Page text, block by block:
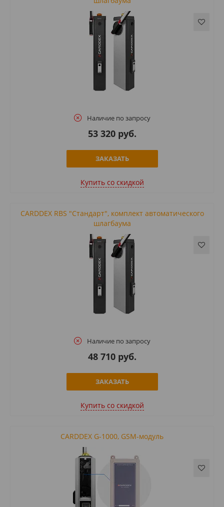
Наличие по запросу
53 320 руб.
ЗАКАЗАТЬ
Купить cо скидкой
CARDDEX RBS "Стандарт", комплект автоматического
шлагбаума
Наличие по запросу
48 710 руб.
ЗАКАЗАТЬ
Купить cо скидкой
CARDDEX G-1000, GSM-модуль